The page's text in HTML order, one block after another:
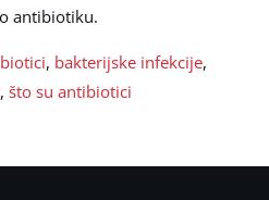
antibiotiku.
, bakterijske infekcije,
, što su antibiotici